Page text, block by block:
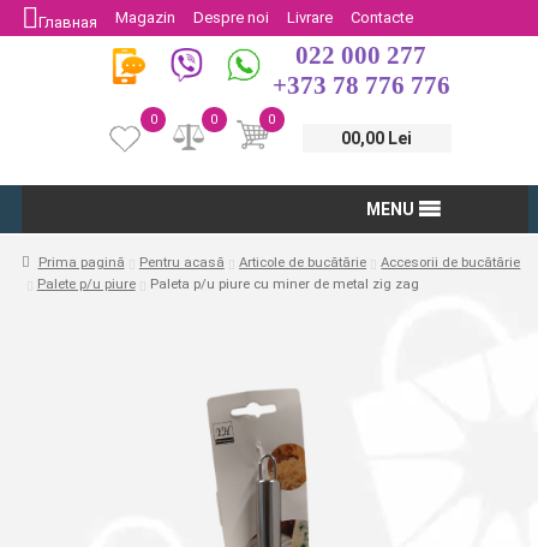
Главная Magazin Despre noi Livrare
Contacte
Protectia Consumatorului
Întoarcere
022 000 277
+373 78 776 776
0
00,00 Lei
0
0
MENU
Prima pagină Pentru acasă Articole de bucătărie
Accesorii de bucătărie
Paletе p/u piure
Paleta p/u piure cu miner de metal zig zag